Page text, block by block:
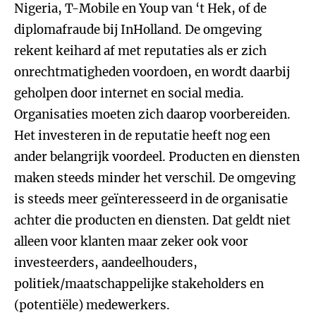
Nigeria, T-Mobile en Youp van ‘t Hek, of de
diplomafraude bij InHolland. De omgeving
rekent keihard af met reputaties als er zich
onrechtmatigheden voordoen, en wordt daarbij
geholpen door internet en social media.
Organisaties moeten zich daarop voorbereiden.
Het investeren in de reputatie heeft nog een
ander belangrijk voordeel. Producten en diensten
maken steeds minder het verschil. De omgeving
is steeds meer geïnteresseerd in de organisatie
achter die producten en diensten. Dat geldt niet
alleen voor klanten maar zeker ook voor
investeerders, aandeelhouders,
politiek/maatschappelijke stakeholders en
(potentiële) medewerkers.